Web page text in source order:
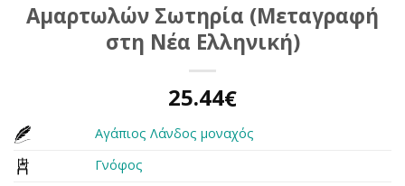
Αμαρτωλών Σωτηρία (Μεταγραφή
στη Νέα Ελληνική)
25.44€
Αγάπιος Λάνδος μοναχός
Γνόφος